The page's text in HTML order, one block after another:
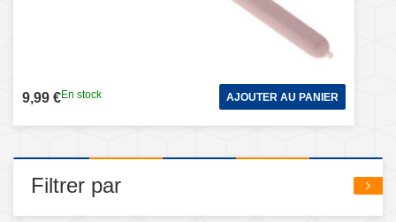
9,99 €En stock AJOUTER AU PANIER
Filtrer par